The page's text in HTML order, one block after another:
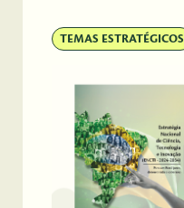
TEMAS ESTRATÉGICOS